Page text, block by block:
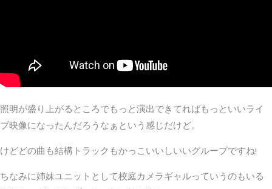
照明が盛り上がるところでもっと演出できてればもっといいライ
ブ映像になったんだろうなぁという感じだけど。
けどどの曲も結構トラックもかっこいいしいいグループですね!
ちなみに姉妹ユニットとして校庭カメラギャルっていうのもいる